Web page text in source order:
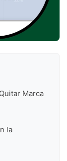
Marca
la